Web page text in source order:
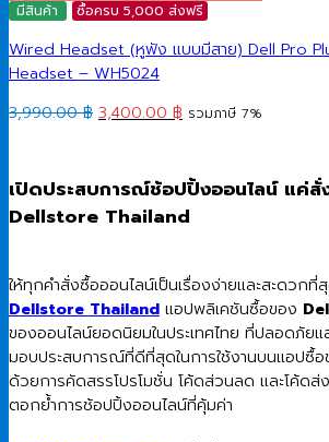
มีสินค้า ซื้อครบ 5,000 ส่งฟรี
Wired Headset (หูฟัง แบบมีสาย) Dell Pro
Headset – WH5024
3,990.00฿ Original
3,990.00 ฿.
3,400.00 ฿ Current
3,400.00 ฿.
รวมภาษี 7%
เปิดประสบการณ์ช้อปปิ้งออนไลน์ แค่สั่
Dellstore Thailand
ให้ทุกคำสั่งซื้อออนไลน์เป็นเรื่องง่ายและสะดวก
Dellstore Thailand แอปพลิเคชันซื้อของ
ของออนไลน์ยอดนิยมในประเทศไทย ที่ปลอดภัยแ
มอบประสบการณ์ที่ดีที่สุดในการใช้งานบนแอปซื้อ
ด้วยการคัดสรรโปรโมชั่น โค้ดส่วนลด และโค้ด
ตอกย้ำการช้อปปิ้งออนไลน์ที่คุ้มค่า